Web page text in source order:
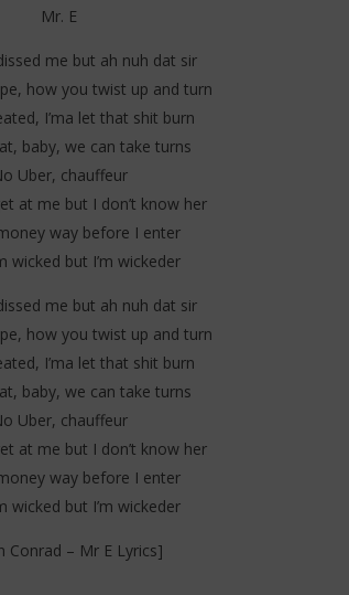
Mr. E
me but ah nuh dat sir
how you twist up and turn
I’ma let that shit burn
baby, we can take turns
Uber, chauffeur
at me but I don’t know her
way before I enter
wicked but I’m wickeder
me but ah nuh dat sir
how you twist up and turn
I’ma let that shit burn
baby, we can take turns
Uber, chauffeur
at me but I don’t know her
way before I enter
wicked but I’m wickeder
Conrad – Mr E Lyrics]